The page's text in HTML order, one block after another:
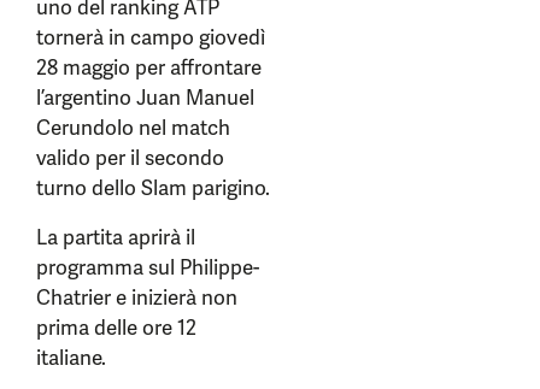
uno del ranking ATP
tornerà in campo giovedì
28 maggio per affrontare
l’argentino Juan Manuel
Cerundolo nel match
valido per il secondo
turno dello Slam parigino.
La partita aprirà il
programma sul Philippe-
Chatrier e inizierà non
prima delle ore 12
italiane.